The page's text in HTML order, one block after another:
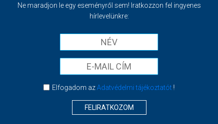
Ne maradjon le egy eseményről sem! Iratkozzon fel ingyenes
hírlevelünkre:
Elfogadom azAdatvédelmi tájékoztatót!
FELIRATKOZOM